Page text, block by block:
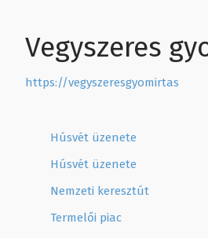
Vegyszeres
https://vegyszeresgyomirtas
Húsvét üzenete
Húsvét üzenete
Nemzeti keresztút
Termelői piac